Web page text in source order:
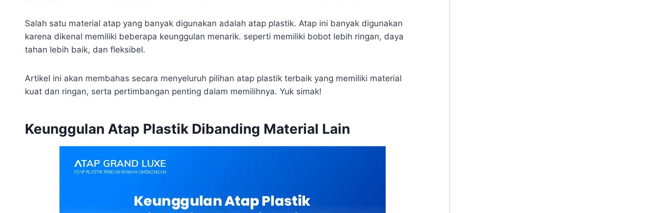
Salah satu material atap yang banyak digunakan adalah atap plastik. Atap ini banyak digunakan
karena dikenal memiliki beberapa keunggulan menarik. seperti memiliki bobot lebih ringan, daya
tahan lebih baik, dan fleksibel.
Artikel ini akan membahas secara menyeluruh pilihan atap plastik terbaik yang memiliki material
kuat dan ringan, serta pertimbangan penting dalam memilihnya. Yuk simak!
Keunggulan Atap Plastik Dibanding Material Lain